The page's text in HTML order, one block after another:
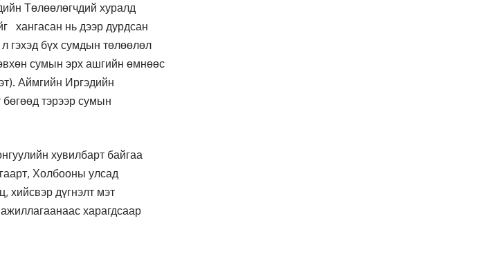
Төлөөлөгчдий хуралд
хангасан нь дээр дурдсан
гэхэд бүх сумдын төлөөлөл
сумын эрх ашгийн өмнөөс
Аймгийн Иргэдийн
тэрээр сумын
хувилбарт байгаа
Холбооны улсад
хийсвэр дүгнэлт мэт
харагдсаар